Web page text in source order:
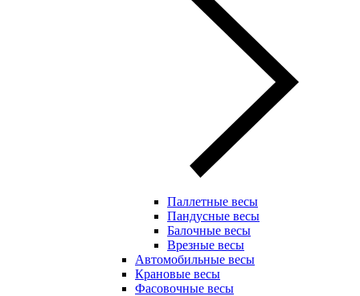
Паллетные весы
Пандусные весы
Балочные весы
Врезные весы
Автомобильные весы
Крановые весы
Фасовочные весы